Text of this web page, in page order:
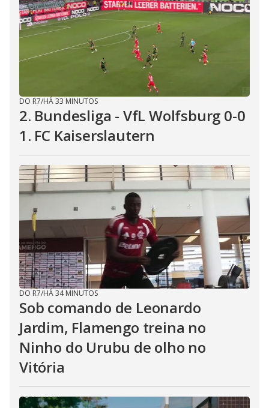
DO R7/HÁ 33 MINUTOS
2. Bundesliga - VfL Wolfsburg 0-0
1. FC Kaiserslautern
DO R7/HÁ 34 MINUTOS
Sob comando de Leonardo
Jardim, Flamengo treina no
Ninho do Urubu de olho no
Vitória